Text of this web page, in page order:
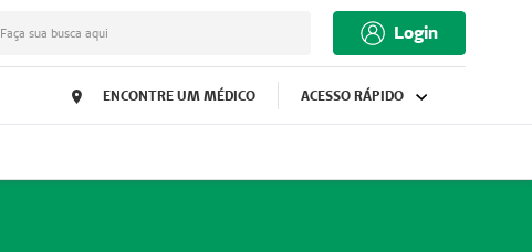
Faça sua busca aqui Login
ENCONTRE UM MÉDICO ACESSO RÁPIDO